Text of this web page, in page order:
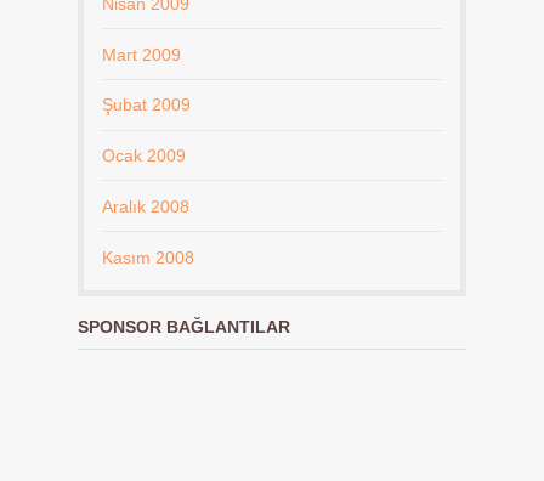
Mart 2009
Şubat 2009
Ocak 2009
Aralık 2008
Kasım 2008
SPONSOR BAĞLANTILAR